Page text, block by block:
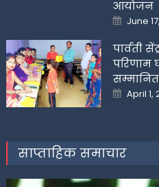
आयोजन
Posted
on
June
पार्वती
परिणाम
सम्मानित
Posted
on
April 1,
साप्ताहिक समाचार